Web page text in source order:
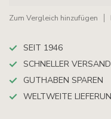
Zum Vergleich hinzufügen
SEIT 1946
SCHNELLER
GUTHABEN SPAREN
WELTWEITE